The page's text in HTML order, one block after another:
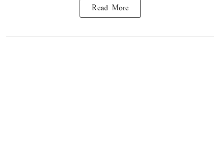
Read More